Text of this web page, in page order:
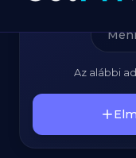
Az alábbi